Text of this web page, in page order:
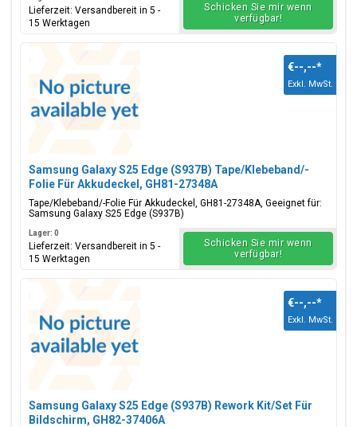
Lieferzeit: Versandbereit in 5 -
15 Werktagen
Schicken Sie mir wenn
verfügbar!
Samsung Galaxy S25 Edge (S937B) Tape/Klebeband/-
Folie Für Akkudeckel, GH81-27348A
Tape/Klebeband/-Folie Für Akkudeckel, GH81-27348A, Geeignet für:
Samsung Galaxy S25 Edge (S937B)
€--,--*
Exkl. MwSt.
Lager: 0
Lieferzeit: Versandbereit in 5 -
15 Werktagen
Schicken Sie mir wenn
verfügbar!
Samsung Galaxy S25 Edge (S937B) Rework Kit/Set Für
Bildschirm, GH82-37406A
€--,--*
Exkl. MwSt.